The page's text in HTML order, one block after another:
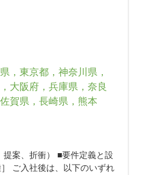
，東京都，神奈川県，
大阪府，兵庫県，奈良
賀県，長崎県，熊本
提案、折衝） ■要件定義と設
ご入社後は、以下のいずれ